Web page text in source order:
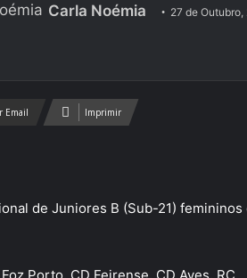
Carla Noémia 27 de Outubro,
Email Imprimir
de Juniores B (Sub-21) femininos